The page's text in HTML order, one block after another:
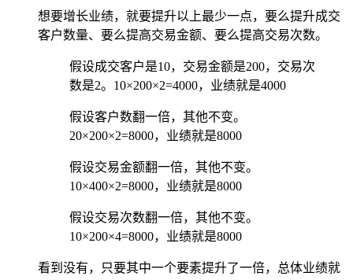
想要增长业绩，就要提升以上最少一点，要么提升成交
客户数量、要么提高交易金额、要么提高交易次数。
假设成交客户是10，交易金额是200，交易次
数是2。10×200×2=4000，业绩就是4000
假设客户数翻一倍，其他不变。
20×200×2=8000，业绩就是8000
假设交易金额翻一倍，其他不变。
10×400×2=8000，业绩就是8000
假设交易次数翻一倍，其他不变。
10×200×4=8000，业绩就是8000
看到没有，只要其中一个要素提升了一倍，总体业绩就